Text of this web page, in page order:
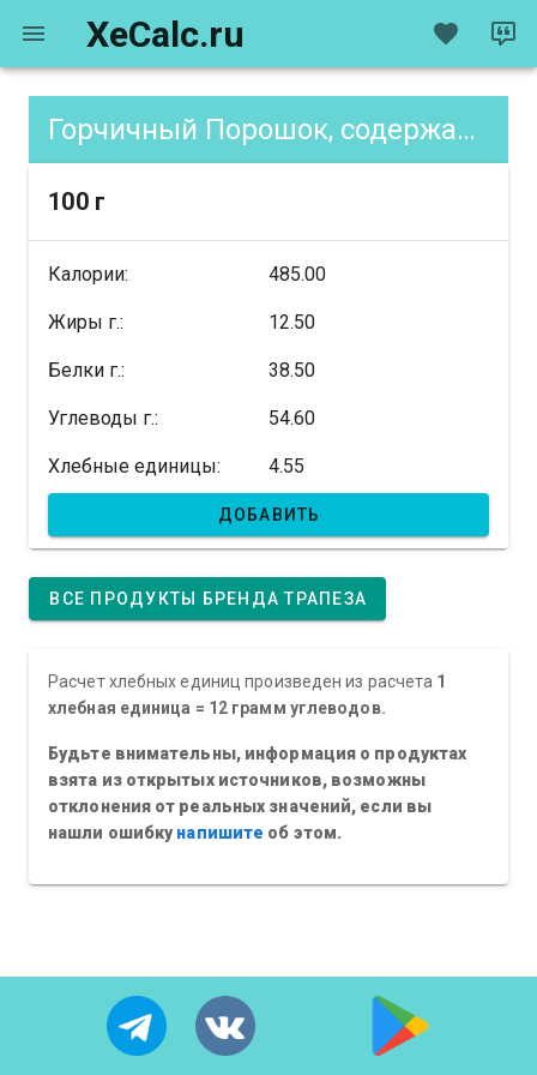
XeCalc.ru
Горчичный Порошок, содержание XE
100 г
Калории: 485.00
Жиры г.: 12.50
Белки г.: 38.50
Углеводы г.: 54.60
Хлебные единицы: 4.55
ДОБАВИТЬ
ВСЕ ПРОДУКТЫ БРЕНДА ТРАПЕЗА
Расчет хлебных единиц произведен из расчета 1
хлебная единица = 12 грамм углеводов.
Будьте внимательны, информация о продуктах
взята из открытых источников, возможны
отклонения от реальных значений, если вы
нашли ошибкунапишите об этом.